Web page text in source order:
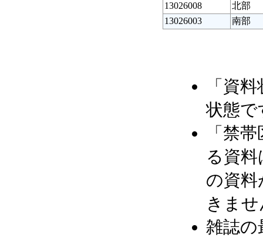
13026008
北部
13026003
南部
「資
状態で
「禁
る資
の資料
きま
雑誌の